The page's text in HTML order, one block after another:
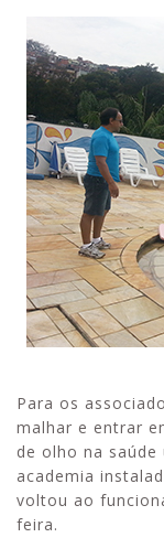
Para os
malhar e entrar
de olho na saúde
academia
voltou ao
feira.